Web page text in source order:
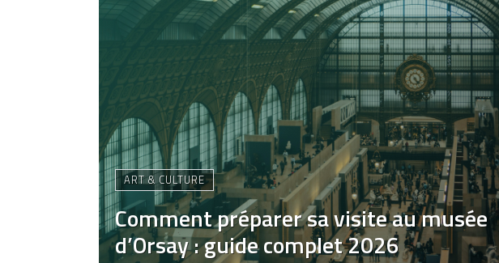
ART & CULTURE
Comment préparer sa visite au musée
d’Orsay : guide complet 2026